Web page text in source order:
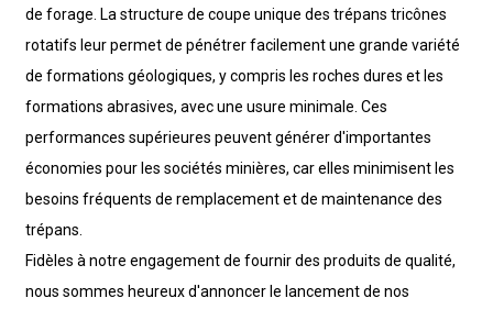
de forage. La structure de coupe unique des trépans tricônes
rotatifs leur permet de pénétrer facilement une grande variété
de formations géologiques, y compris les roches dures et les
formations abrasives, avec une usure minimale. Ces
performances supérieures peuvent générer d'importantes
économies pour les sociétés minières, car elles minimisent les
besoins fréquents de remplacement et de maintenance des
trépans.
Fidèles à notre engagement de fournir des produits de qualité,
nous sommes heureux d'annoncer le lancement de nos